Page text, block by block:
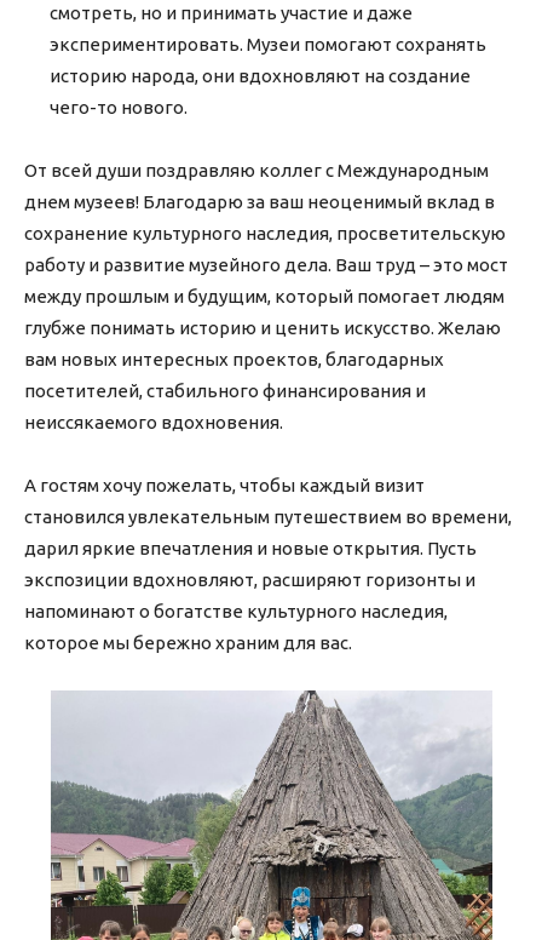
смотреть, но и принимать участие и даже
экспериментировать. Музеи помогают сохранять
историю народа, они вдохновляют на создание
чего-то нового.
От всей души поздравляю коллег с Международным
днем музеев! Благодарю за ваш неоценимый вклад в
сохранение культурного наследия, просветительскую
работу и развитие музейного дела. Ваш труд – это мост
между прошлым и будущим, который помогает людям
глубже понимать историю и ценить искусство. Желаю
вам новых интересных проектов, благодарных
посетителей, стабильного финансирования и
неиссякаемого вдохновения.
А гостям хочу пожелать, чтобы каждый визит
становился увлекательным путешествием во времени,
дарил яркие впечатления и новые открытия. Пусть
экспозиции вдохновляют, расширяют горизонты и
напоминают о богатстве культурного наследия,
которое мы бережно храним для вас.